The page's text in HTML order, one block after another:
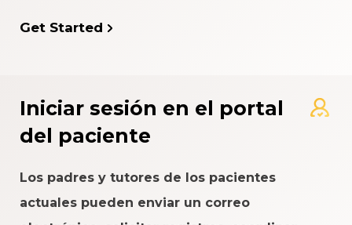
Get Started
Iniciar sesión en el portal
del paciente
Los padres y tutores de los pacientes
actuales pueden enviar un correo